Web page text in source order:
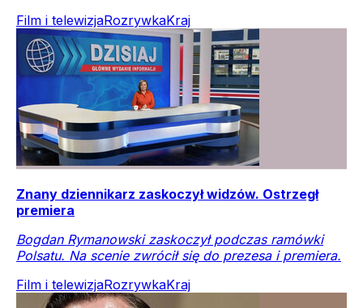
Film i telewizjaRozrywkaKraj
Znany dziennikarz zaskoczył widzów. Ostrzegł
premiera
Bogdan Rymanowski zaskoczył podczas ramówki
Polsatu. Na scenie zwrócił się do prezesa i premiera.
Film i telewizjaRozrywkaKraj